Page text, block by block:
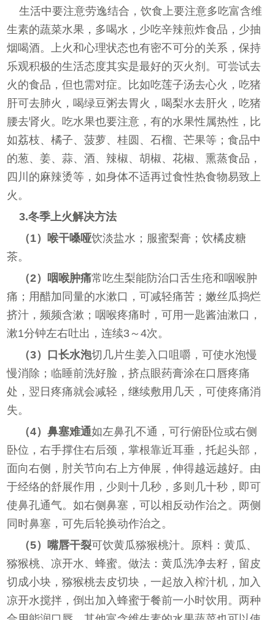
生活中要注意劳逸结合，饮食上要注意多吃富含维
生素的蔬菜水果，多喝水，少吃辛辣煎炸食品，少抽
烟喝酒。上火和心理状态也有密不可分的关系，保持
乐观积极的生活态度其实是最好的灭火剂。可尝试去
火的食品，但也需对症。比如吃莲子汤去心火，吃猪
肝可去肺火，喝绿豆粥去胃火，喝梨水去肝火，吃猪
腰去肾火。吃水果也要注意，有的水果性属热性，比
如荔枝、橘子、菠萝、桂圆、石榴、芒果等；食品中
的葱、姜、蒜、酒、辣椒、胡椒、花椒、熏蒸食品，
四川的麻辣烫等，如身体不适再过食性热食物易致上
火。
3.冬季上火解决方法
（1）喉干嗓哑饮淡盐水；服蜜梨膏；饮橘皮糖
茶。
（2）咽喉肿痛常吃生梨能防治口舌生疮和咽喉肿
痛；用醋加同量的水漱口，可减轻痛苦；嫩丝瓜捣烂
挤汁，频频含漱；咽喉疼痛时，可用一匙酱油漱口，
漱1分钟左右吐出，连续3～4次。
（3）口长水泡切几片生姜入口咀嚼，可使水泡慢
慢消除；临睡前洗好脸，挤点眼药膏涂在口唇疼痛
处，翌日疼痛就会减轻，继续敷用几天，可使疼痛消
失。
（4）鼻塞难通如左鼻孔不通，可行俯卧位或右侧
卧位，右手撑住右后颈，掌根靠近耳垂，托起头部，
面向右侧，肘关节向右上方伸展，伸得越远越好。由
于经络的舒展作用，少则十几秒，多则几十秒，即可
使鼻孔通气。如右侧鼻塞，可以相反动作治之。两侧
同时鼻塞，可先后轮换动作治之。
（5）嘴唇干裂可饮黄瓜猕猴桃汁。原料：黄瓜、
猕猴桃、凉开水、蜂蜜。做法：黄瓜洗净去籽，留皮
切成小块，猕猴桃去皮切块，一起放入榨汁机，加入
凉开水搅拌，倒出加入蜂蜜于餐前一小时饮用。两种